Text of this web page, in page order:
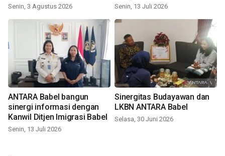
Senin, 3 Agustus 2026 Senin, 13 Juli 2026
ANTARA Babel bangun
sinergi informasi dengan
Kanwil Ditjen Imigrasi Babel
Senin, 13 Juli 2026
Sinergitas Budayawan dan
LKBN ANTARA Babel
Selasa, 30 Juni 2026